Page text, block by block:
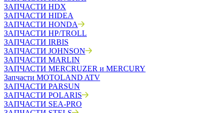
ЗАПЧАСТИ HDX
ЗАПЧАСТИ HIDEA
ЗАПЧАСТИ HONDA
ЗАПЧАСТИ HP/TROLL
ЗАПЧАСТИ IRBIS
ЗАПЧАСТИ JOHNSON
ЗАПЧАСТИ MARLIN
ЗАПЧАСТИ MERCRUZER и MERCURY
Запчасти MOTOLAND ATV
ЗАПЧАСТИ PARSUN
ЗАПЧАСТИ POLARIS
ЗАПЧАСТИ SEA-PRO